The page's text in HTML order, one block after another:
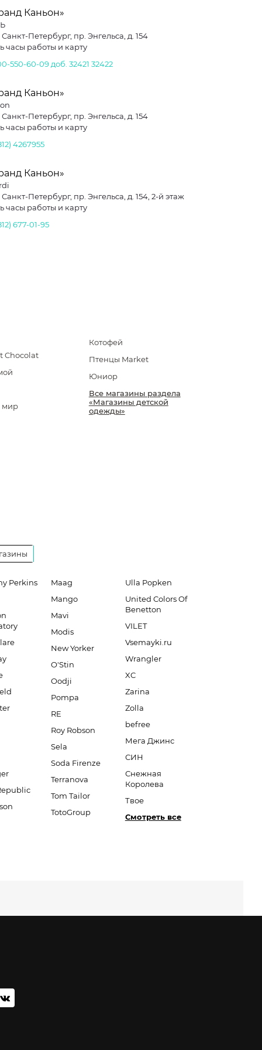
Каньон»
Санкт-Петербург, пр. Энгельса, д. 154
часы работы и карту
550-60-09 доб. 32421 32422
Каньон»
Санкт-Петербург, пр. Энгельса, д. 154
часы работы и карту
4267955
Каньон»
Санкт-Петербург, пр. Энгельса, д. 154, 2-й этаж
часы работы и карту
677-01-95
Chocolat
мир
Котофей
Птенцы Market
Юниор
Все магазины раздела
«Магазины детской
одежды»
Perkins
Maag
Mango
Mavi
Modis
New Yorker
O'Stin
Oodji
Pompa
RE
Roy Robson
Sela
Soda Firenze
Terranova
Tom Tailor
TotoGroup
Ulla Popken
United Colors Of
Benetton
VILET
Vsemayki.ru
Wrangler
XC
Zarina
Zolla
befree
Мега Джинс
СИН
Снежная
Королева
Твое
Смотреть все